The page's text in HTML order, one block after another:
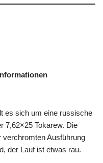
es sich um eine russische
7,62×25 Tokarew. Die
verchromten Ausführung
der Lauf ist etwas rau.